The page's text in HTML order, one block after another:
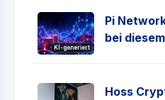
KI-generiert
Pi
bei
Hoss